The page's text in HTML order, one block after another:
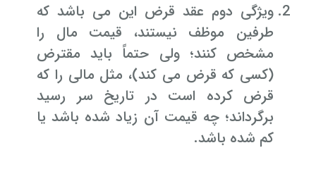
ویژگی دوم عقد قرض این می باشد که
طرفین موظف نیستند، قیمت مال را
مشخص کنند؛ ولی حتماً باید مقترض
(کسی که قرض می کند)، مثل مالی را که
قرض کرده است در تاریخ سر رسید
برگرداند؛ چه قیمت آن زیاد شده باشد یا
کم شده باشد.